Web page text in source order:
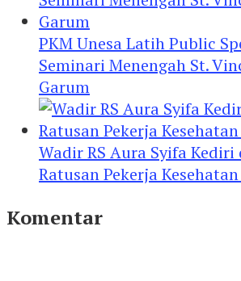
PKM Unesa Latih Public
Seminari Menengah St.
Garum
Wadir RS Aura Syifa Kediri
Ratusan Pekerja
Komentar